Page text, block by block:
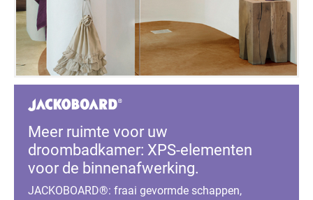
Meer ruimte voor uw
droombadkamer: XPS-elementen
voor de binnenafwerking.
JACKOBOARD®: fraai gevormde schappen,